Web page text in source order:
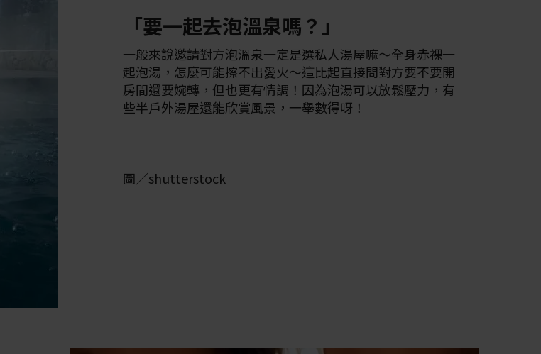
「要一起去泡溫泉嗎？」
一般來說邀請對方泡溫泉一定是選私人湯屋嘛～全身赤裸一
起泡湯，怎麼可能擦不出愛火～這比起直接問對方要不要開
房間還要婉轉，但也更有情調！因為泡湯可以放鬆壓力，有
些半戶外湯屋還能欣賞風景，一舉數得呀！
圖／shutterstock